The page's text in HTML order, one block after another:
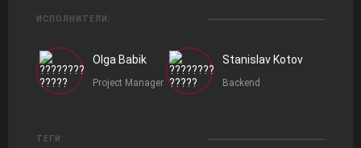
ИСПОЛНИТЕЛИ:
Olga Babik
Project Manager
Stanislav Kotov
Backend
ТЕГИ: